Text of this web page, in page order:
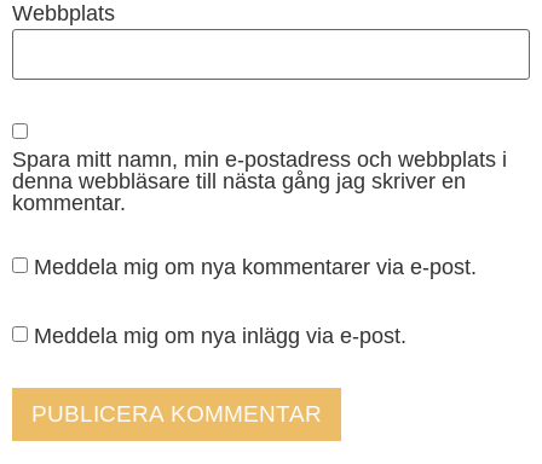
Webbplats
Spara mitt namn, min e-postadress och webbplats i
denna webbläsare till nästa gång jag skriver en
kommentar.
Meddela mig om nya kommentarer via e-post.
Meddela mig om nya inlägg via e-post.